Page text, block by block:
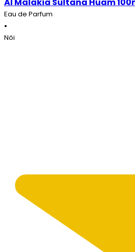
Al Malakia Sultana Huam
Eau de Parfum
•
Női